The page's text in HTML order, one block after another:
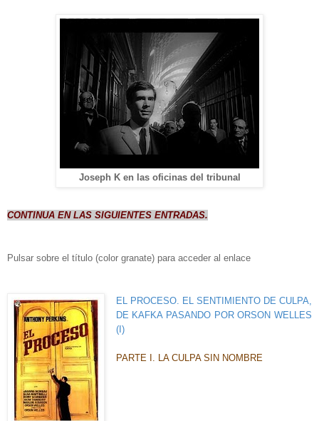
Joseph K en las oficinas del tribunal
CONTINUA EN LAS SIGUIENTES ENTRADAS.
Pulsar sobre el título (color granate) para acceder al enlace
EL PROCESO. EL SENTIMIENTO DE CULPA,
DE KAFKA PASANDO POR ORSON WELLES
(I)
PARTE I. LA CULPA SIN NOMBRE